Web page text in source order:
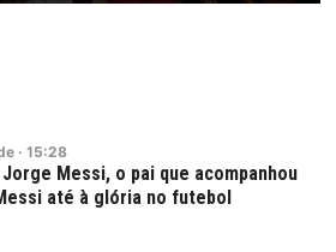
· 15:28
Messi, o pai que acompanhou
até à glória no futebol